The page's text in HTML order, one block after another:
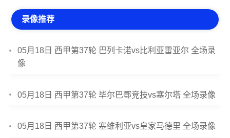
录像推荐
05月18日 西甲第37轮 巴列卡诺vs比利亚雷亚尔 全场录
像
05月18日 西甲第37轮 毕尔巴鄂竞技vs塞尔塔 全场录像
05月18日 西甲第37轮 塞维利亚vs皇家马德里 全场录像